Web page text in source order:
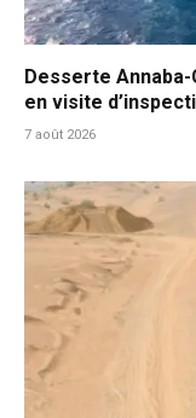
Desserte
en visite
7 août 2026